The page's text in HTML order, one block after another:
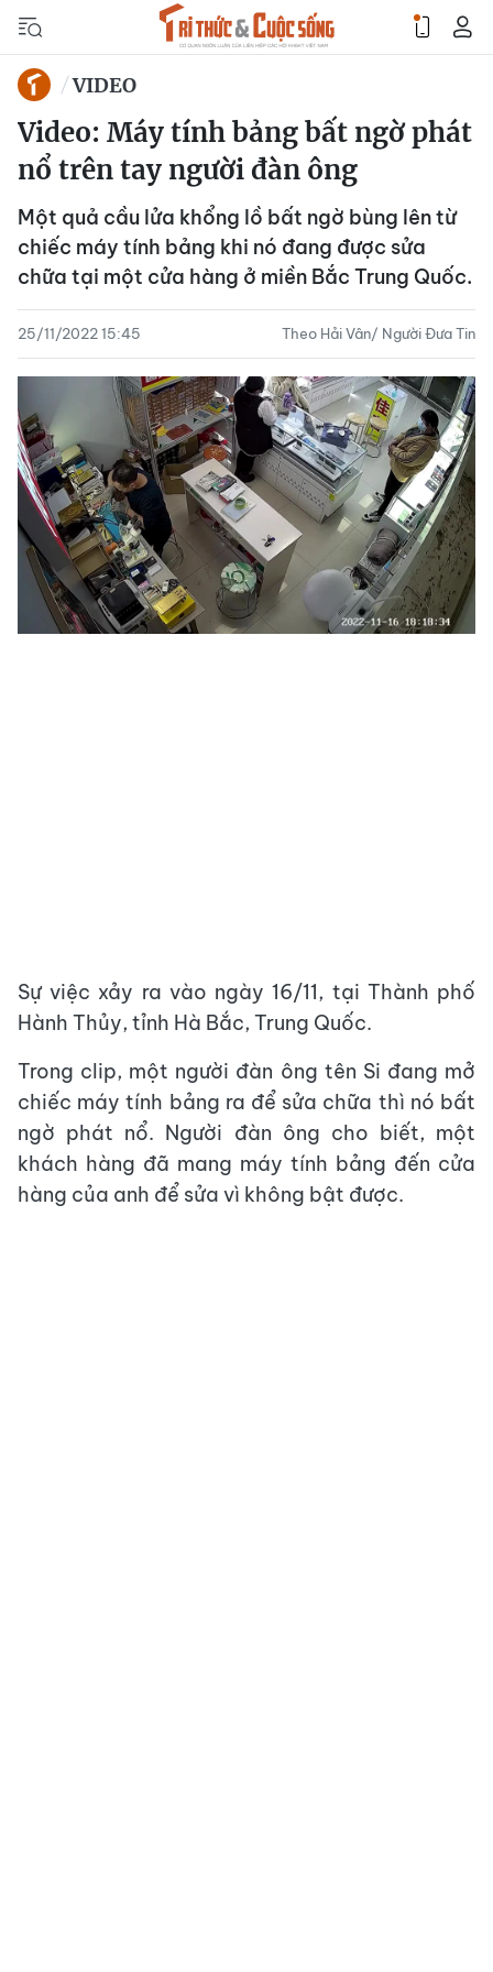
VIDEO
Video: Máy tính bảng bất ngờ phát
nổ trên tay người đàn ông
Một quả cầu lửa khổng lồ bất ngờ bùng lên từ
chiếc máy tính bảng khi nó đang được sửa
chữa tại một cửa hàng ở miền Bắc Trung Quốc.
25/11/2022 15:45 Theo Hải Vân/ Người Đưa Tin
Sự việc xảy ra vào ngày 16/11, tại Thành phố
Hành Thủy, tỉnh Hà Bắc, Trung Quốc.
Trong clip, một người đàn ông tên Si đang mở
chiếc máy tính bảng ra để sửa chữa thì nó bất
ngờ phát nổ. Người đàn ông cho biết, một
khách hàng đã mang máy tính bảng đến cửa
hàng của anh để sửa vì không bật được.